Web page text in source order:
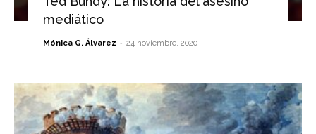
mediático
Mónica G. Álvarez - 24 noviembre, 2020